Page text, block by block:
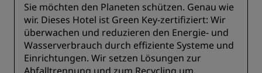
Sie möchten den Planeten schützen. Genau wie
wir. Dieses Hotel ist Green Key-zertifiziert: Wir
überwachen und reduzieren den Energie- und
Wasserverbrauch durch effiziente Systeme und
Einrichtungen. Wir setzen Lösungen zur